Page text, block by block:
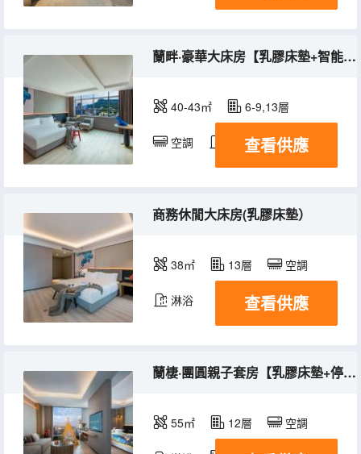
蘭畔·豪華大床房【乳膠床墊+智能馬桶+電動窗簾】
40-43㎡ 6-9,13層
空調 淋浴查看供應
商務休閒大床房(乳膠床墊）
38㎡ 13層 空調
淋浴 查看供應
蘭棲·團圓親子套房【乳膠床墊+停車+充電樁+大面積】
55㎡ 12層 空調